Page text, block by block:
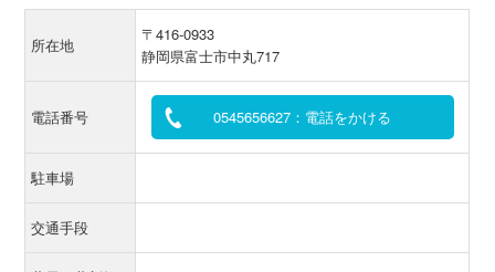
所在地
〒416-0933
静岡県富士市中丸717
電話番号 0545656627：電話をかける
駐車場
交通手段